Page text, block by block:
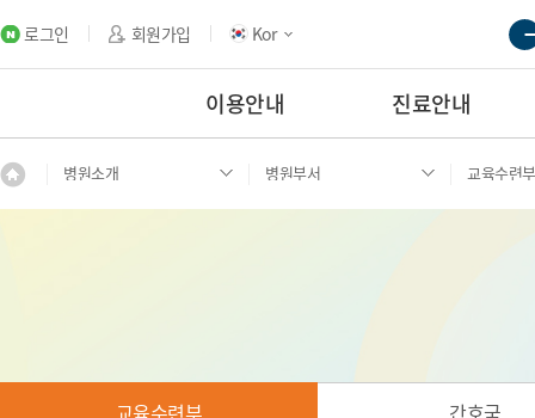
로그인 회원가입 Kor
이용안내 진료안내
병원소개 병원부서 교육수련부
교육수련부 간호국